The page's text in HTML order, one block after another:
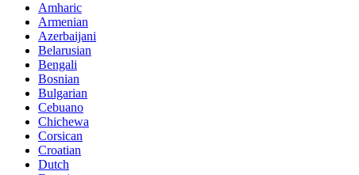
Amharic
Armenian
Azerbaijani
Belarusian
Bengali
Bosnian
Bulgarian
Cebuano
Chichewa
Corsican
Croatian
Dutch